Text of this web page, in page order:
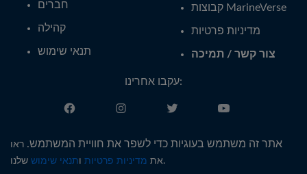
חברים
קהילה
תנאי שימוש
קבוצות MarineVerse
מדיניות פרטיות
צור קשר / תמיכה
עקבו אחרינו:
עברית
אתר זה משתמש בעוגיות כדי לשפר את חוויית המשתמש. ראו
את מדיניות פרטיות ותנאי שימוש שלנו.